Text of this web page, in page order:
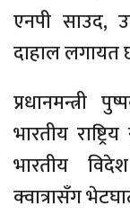
एनपी साउद,
दाहाल लगायत
प्रधानमन्त्री
भारतीय
भारतीय
क्वात्रासँग